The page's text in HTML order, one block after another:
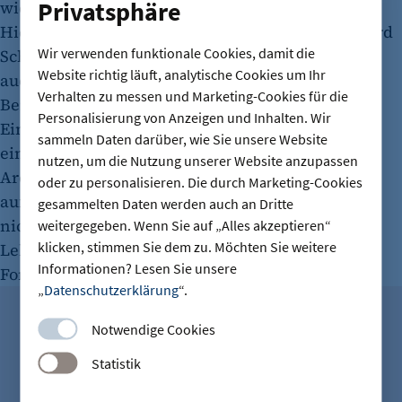
Privatsphäre
Wir verwenden funktionale Cookies, damit die
Website richtig läuft, analytische Cookies um Ihr
Verhalten zu messen und Marketing-Cookies für die
Personalisierung von Anzeigen und Inhalten. Wir
sammeln Daten darüber, wie Sie unsere Website
nutzen, um die Nutzung unserer Website anzupassen
oder zu personalisieren. Die durch Marketing-Cookies
gesammelten Daten werden auch an Dritte
weitergegeben. Wenn Sie auf „Alles akzeptieren“
klicken, stimmen Sie dem zu. Möchten Sie weitere
Informationen? Lesen Sie unsere
„Datenschutzerklärung“.
Notwendige Cookies
Statistik
wieder abgesetzt. Und was mancher nicht weiß:
Hier regierte der damalige Bundeskanzler Gerhard
Schröder von 1999 bis 2001. Er war es im Übrigen
auch, der sich gemeinsam mit dem damaligen
Berliner Regierenden Klaus Wowereit für den
Einzug der ESMT in die einstige DDR-Zentrale
einsetzte. In der Folge sanierte der Berliner
Architekt Hans-Günter Merz das Gebäude
aufwendig, aber behutsam. Was er damals noch
nicht ahnen konnte: dass die Lernenden und
Lehrenden heute auf die Fassade des Humboldt-
Forums blicken können.
PERSONAL